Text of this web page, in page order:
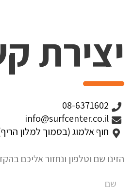
יצירת
08-6371602
info@surfcenter.co.il
חוף אלמוג (בסמוך למלון הריף),
הזינו שם וטלפון ונחזור אליכם